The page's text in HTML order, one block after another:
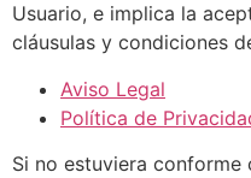
Usuario, e implica la
cláusulas y condiciones
Aviso Legal
Política de
Si no estuviera